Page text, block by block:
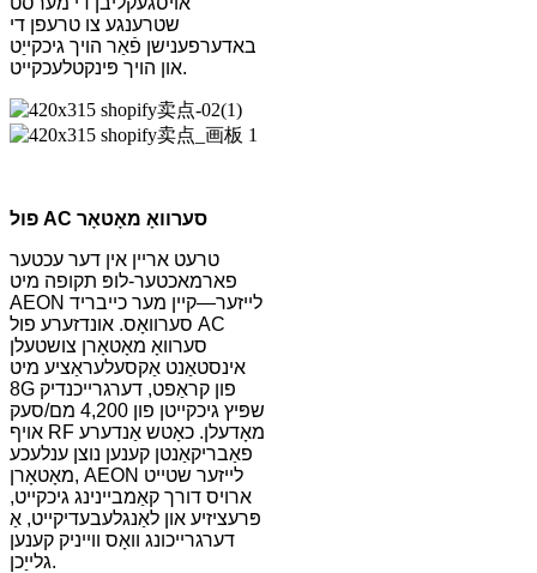
שטרענגע צו טרעפן די
באדערפענישן פֿאַר הויך גיכקייַט
און הויך פּינקטלעכקייט.
פול AC סערוואָ מאָטאָר
טרעט אריין אין דער עכטער
פארמאכטער-לופּ תקופה מיט
AEON לייזער—קיין מער כייבריד
סערוואָס. אונדזערע פול AC
סערוואָ מאָטאָרן צושטעלן
אינסטאַנט אַקסעלעראַציע מיט
8G פון קראַפט, דערגרייכנדיק
שפּיץ גיכקייטן פון 4,200 מם/סעק
אויף RF מאָדעלן. כאָטש אַנדערע
פאַבריקאַנטן קענען נוצן ענלעכע
מאָטאָרן, AEON לייזער שטייט
ארויס דורך קאַמביינינג גיכקייט,
פּרעציזיע און לאַנגלעבעדיקייט, אַ
דערגרייכונג וואָס ווייניק קענען
גלייַכן.